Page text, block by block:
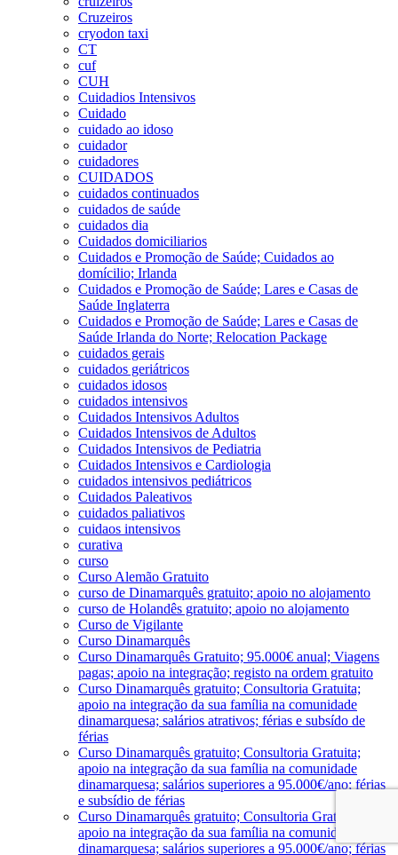
Cruzeiros
cryodon taxi
CT
cuf
CUH
Cuidadios Intensivos
Cuidado
cuidado ao idoso
cuidador
cuidadores
CUIDADOS
cuidados continuados
cuidados de saúde
cuidados dia
Cuidados domiciliarios
Cuidados e Promoção de Saúde; Cuidados ao
domícilio; Irlanda
Cuidados e Promoção de Saúde; Lares e Casas de
Saúde Inglaterra
Cuidados e Promoção de Saúde; Lares e Casas de
Saúde Irlanda do Norte; Relocation Package
cuidados gerais
cuidados geriátricos
cuidados idosos
cuidados intensivos
Cuidados Intensivos Adultos
Cuidados Intensivos de Adultos
Cuidados Intensivos de Pediatria
Cuidados Intensivos e Cardiologia
cuidados intensivos pediátricos
Cuidados Paleativos
cuidados paliativos
cuidaos intensivos
curativa
curso
Curso Alemão Gratuito
curso de Dinamarquês gratuito; apoio no alojamento
curso de Holandês gratuito; apoio no alojamento
Curso de Vigilante
Curso Dinamarquês
Curso Dinamarquês Gratuito; 95.000€ anual; Viagens
pagas; apoio na integração; registo na ordem gratuito
Curso Dinamarquês gratuito; Consultoria Gratuita;
apoio na integração da sua família na comunidade
dinamarquesa; salários atrativos; férias e subsído de
férias
Curso Dinamarquês gratuito; Consultoria Gratuita;
apoio na integração da sua família na comunidade
dinamarquesa; salários superiores a 95.000€/ano; férias
e subsídio de férias
Curso Dinamarquês gratuito; Consultoria Gratuita;
apoio na integração da sua família na comunidade
dinamarquesa; salários superiores a 95.000€/ano; férias